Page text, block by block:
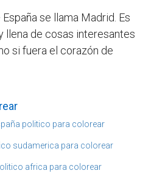
se llama Madrid. Es
llena de cosas interesantes
si fuera el corazón de
politico para colorear
sudamerica para colorear
africa para colorear